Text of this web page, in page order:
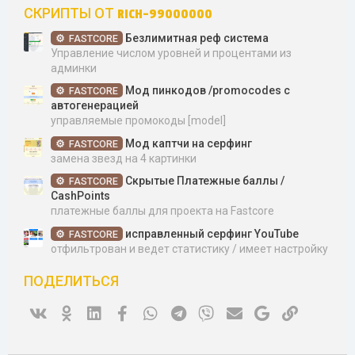
СКРИПТЫ ОТ RICH-99000000
FASTCORE
Безлимитная реф система
Управление числом уровней и процентами из
админки
FASTCORE
Мод пинкодов /promocodes c
автогенерацией
управляемые промокоды [model]
FASTCORE
Мод каптчи на серфинг
замена звезд на 4 картинки
FASTCORE
Скрытые Платежные баллы /
CashPoints
платежные баллы для проекта на Fastcore
FASTCORE
исправленный серфинг YouTube
отфильтрован и ведет статистику / имеет настройку
ПОДЕЛИТЬСЯ
Ok Linked InFacebookWhatsAppTelegram
Viber Электронная почта
Google